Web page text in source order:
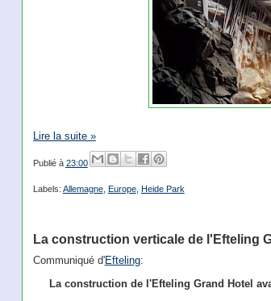
Lire la suite »
Publié à 23:00
Labels: Allemagne, Europe, Heide Park
La construction verticale de l'Efteling
Communiqué d'Efteling:
La construction de l'Efteling Grand Hotel